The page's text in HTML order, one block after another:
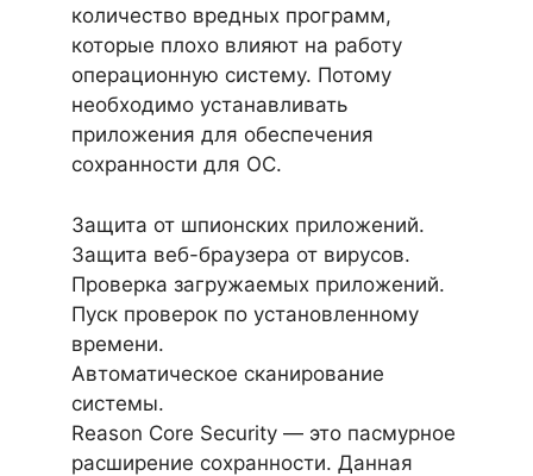
количество вредных программ,
которые плохо влияют на работу
операционную систему. Потому
необходимо устанавливать
приложения для обеспечения
сохранности для ОС.
Защита от шпионских приложений.
Защита веб-браузера от вирусов.
Проверка загружаемых приложений.
Пуск проверок по установленному
времени.
Автоматическое сканирование
системы.
Reason Core Security — это пасмурное
расширение сохранности. Данная